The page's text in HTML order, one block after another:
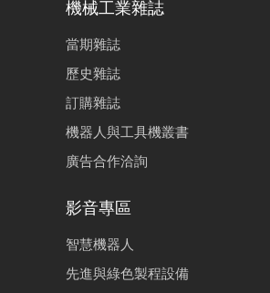
的機會與挑戰
動動力系統發展技術
機械工業雜誌
當期雜誌
歷史雜誌
訂購雜誌
機器人與工具機叢書
廣告合作洽詢
影音專區
智慧機器人
先進與綠色製程設備